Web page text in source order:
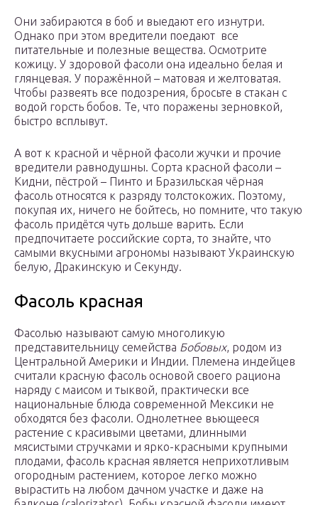
Они забираются в боб и выедают его изнутри.
Однако при этом вредители поедают все
питательные и полезные вещества. Осмотрите
кожицу. У здоровой фасоли она идеально белая и
глянцевая. У поражённой – матовая и желтоватая.
Чтобы развеять все подозрения, бросьте в стакан с
водой горсть бобов. Те, что поражены зерновкой,
быстро всплывут.
А вот к красной и чёрной фасоли жучки и прочие
вредители равнодушны. Сорта красной фасоли –
Кидни, пёстрой – Пинто и Бразильская чёрная
фасоль относятся к разряду толстокожих. Поэтому,
покупая их, ничего не бойтесь, но помните, что такую
фасоль придётся чуть дольше варить. Если
предпочитаете российские сорта, то знайте, что
самыми вкусными агрономы называют Украинскую
белую, Дракинскую и Секунду.
Фасоль красная
Фасолью называют самую многоликую
представительницу семейства Бобовых, родом из
Центральной Америки и Индии. Племена индейцев
считали красную фасоль основой своего рациона
наряду с маисом и тыквой, практически все
национальные блюда современной Мексики не
обходятся без фасоли. Однолетнее вьющееся
растение с красивыми цветами, длинными
мясистыми стручками и ярко-красными крупными
плодами, фасоль красная является неприхотливым
огородным растением, которое легко можно
вырастить на любом дачном участке и даже на